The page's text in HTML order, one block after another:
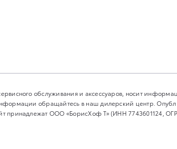
обслуживания и аксессуаров, носит
обращайтесь в наш дилерский центр.
принадлежат ООО «БорисХоф Т» (ИНН 7743601124,